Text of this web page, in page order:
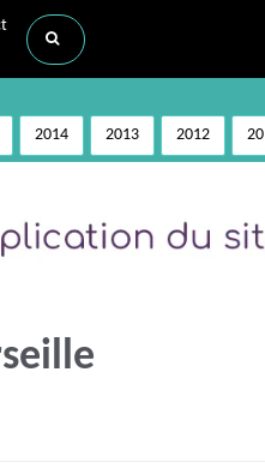
2014 2013 2012